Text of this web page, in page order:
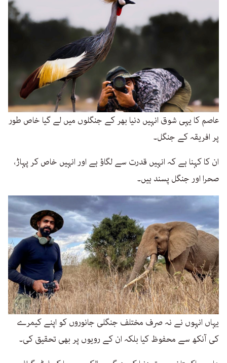
عاصم کا یہی شوق انہیں دنیا بھر کے جنگلوں میں لے گیا خاص طور
پر افریقہ کے جنگل۔
ان کا کہنا ہے کہ انہیں قدرت سے لگاؤ ہے اور انہیں خاص کر پہاڑ،
صحرا اور جنگل پسند ہیں۔
یہاں انہوں نے نہ صرف مختلف جنگلی جانوروں کو اپنے کیمرے
کی آنکھ سے محفوظ کیا بلکہ ان کے رویوں پر بھی تحقیق کی۔